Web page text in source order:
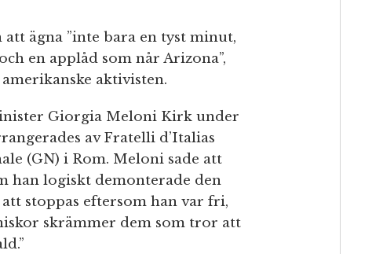
ägna ”inte bara en tyst minut,
en applåd som når Arizona”,
aktivisten.
Giorgia Meloni Kirk under
av Fratelli d’Italias
(GN) i Rom. Meloni sade att
han logiskt demonterade den
stoppas eftersom han var fri,
skrämmer dem som tror att